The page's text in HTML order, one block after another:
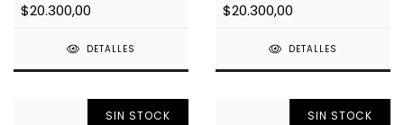
8210
$20.300,00
DETALLES
$20.300,00
DETALLES
SIN STOCK SIN STOCK